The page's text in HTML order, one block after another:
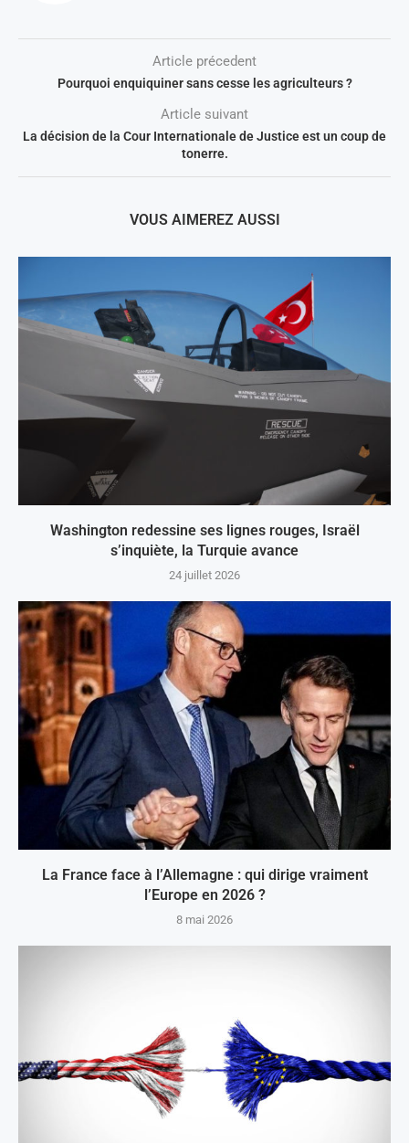
Article précedent
Pourquoi enquiquiner sans cesse les agriculteurs ?
Article suivant
La décision de la Cour Internationale de Justice est un coup de
tonerre.
VOUS AIMEREZ AUSSI
Washington redessine ses lignes rouges, Israël
s’inquiète, la Turquie avance
24 juillet 2026
La France face à l’Allemagne : qui dirige vraiment
l’Europe en 2026 ?
8 mai 2026